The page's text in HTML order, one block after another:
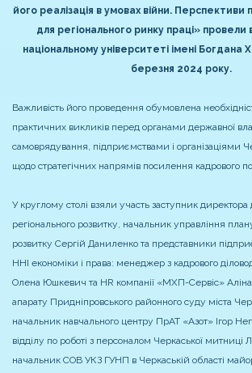
його реалізація в умовах війни. Перспективи
для регіонального ринку праці»
національному університеті імені Богдана
березня 2024 року.
Важливість його проведення обумовлена
практичних викликів перед органами державної
самоврядування, підприємствами і організаціями
щодо стратегічних напрямів посилення кадрового
У круглому столі взяли участь заступник
регіонального розвитку, начальник управління
розвитку Сергій Даниленко та представники
ННІ економіки і права: менеджер з кадрового
Олена Юшкевич та HR компанії «МХП-Сервіс»
апарату Придніпровського районного суду міста
начальник навчального центру ПрАТ «Азот» Ігор
відділу по роботі з персоналом Черкаської
начальник СОВ УКЗ ГУНП в Черкаській області майор